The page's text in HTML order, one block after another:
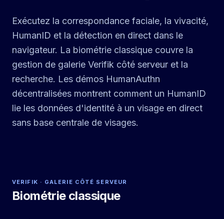
Exécutez la correspondance faciale, la vivacité,
HumanID et la détection en direct dans le
navigateur. La biométrie classique couvre la
gestion de galerie Verifik côté serveur et la
recherche. Les démos HumanAuthn
décentralisées montrent comment un HumanID
lie les données d'identité à un visage en direct
sans base centrale de visages.
VERIFIK · GALERIE CÔTÉ SERVEUR
Biométrie classique